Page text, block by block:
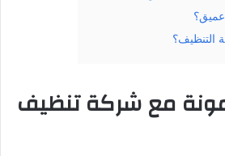
التنظيف؟
مع شركة تنظيف